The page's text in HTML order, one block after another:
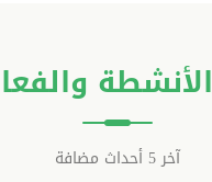
الأنشطة
آخر 5 أحداث مضافة